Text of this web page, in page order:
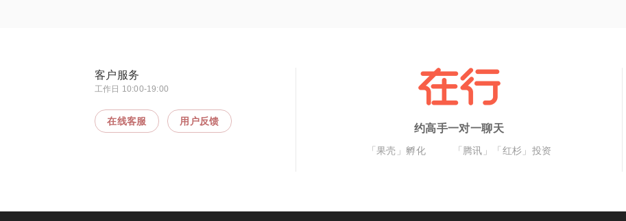
客户服务
工作日 10:00-19:00
在线客服 用户反馈
约高手一对一聊天
「果壳」孵化 「腾讯」「红杉」投资